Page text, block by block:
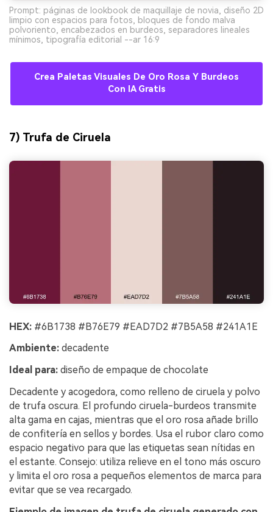
Prompt: páginas de lookbook de maquillaje de novia, diseño 2D
limpio con espacios para fotos, bloques de fondo malva
polvoriento, encabezados en burdeos, separadores lineales
mínimos, tipografía editorial --ar 16:9
Crea Paletas Visuales De Oro Rosa Y Burdeos
Con IA Gratis
7) Trufa de Ciruela
HEX: #6B1738 #B76E79 #EAD7D2 #7B5A58 #241A1E
Ambiente: decadente
Ideal para: diseño de empaque de chocolate
Decadente y acogedora, como relleno de ciruela y polvo
de trufa oscura. El profundo ciruela-burdeos transmite
alta gama en cajas, mientras que el oro rosa añade brillo
de confitería en sellos y bordes. Usa el rubor claro como
espacio negativo para que las etiquetas sean nítidas en
el estante. Consejo: utiliza relieve en el tono más oscuro
y limita el oro rosa a pequeños elementos de marca para
evitar que se vea recargado.